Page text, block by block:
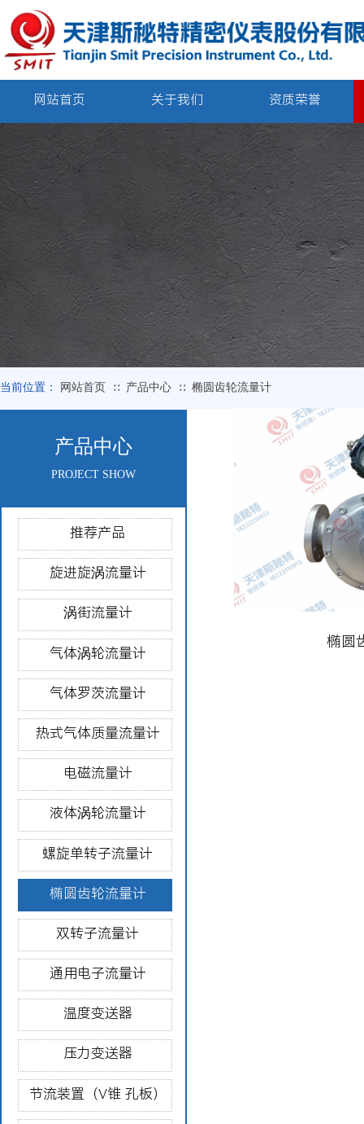
当前位置： 网站首页 ∷ 产品中心 ∷ 椭圆齿轮流量计
椭圆
推荐产品
旋进旋涡流量计
涡街流量计
气体涡轮流量计
气体罗茨流量计
热式气体质量流量计
电磁流量计
液体涡轮流量计
螺旋单转子流量计
椭圆齿轮流量计
双转子流量计
通用电子流量计
温度变送器
压力变送器
节流装置（V锥 孔板）
产品中心
PROJECT SHOW
网站首页 关于我们 资质荣誉